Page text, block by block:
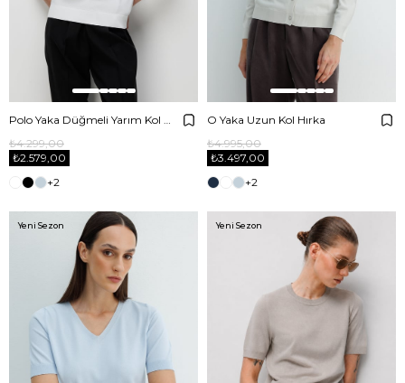
Polo Yaka Düğmeli Yarım Kol Triko
₺2.579,00
₺4.299,00
+2
O Yaka Uzun Kol Hırka
₺3.497,00
₺4.995,00
+2
Yeni Sezon Yeni Sezon